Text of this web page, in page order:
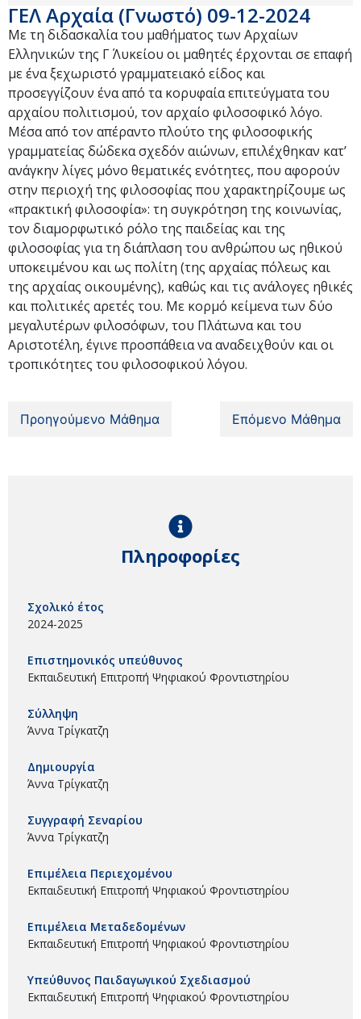
ΓΕΛ Αρχαία (Γνωστό) 09-12-2024
Με τη διδασκαλία του μαθήματος των Αρχαίων
Ελληνικών της Γ΄ Λυκείου οι μαθητές έρχονται σε επαφή
με ένα ξεχωριστό γραμματειακό είδος και
προσεγγίζουν ένα από τα κορυφαία επιτεύγματα του
αρχαίου πολιτισμού, τον αρχαίο φιλοσοφικό λόγο.
Μέσα από τον απέραντο πλούτο της φιλοσοφικής
γραμματείας δώδεκα σχεδόν αιώνων, επιλέχθηκαν κατ’
ανάγκην λίγες μόνο θεματικές ενότητες, που αφορούν
στην περιοχή της φιλοσοφίας που χαρακτηρίζουμε ως
«πρακτική φιλοσοφία»: τη συγκρότηση της κοινωνίας,
τον διαμορφωτικό ρόλο της παιδείας και της
φιλοσοφίας για τη διάπλαση του ανθρώπου ως ηθικού
υποκειμένου και ως πολίτη (της αρχαίας πόλεως και
της αρχαίας οικουμένης), καθώς και τις ανάλογες ηθικές
και πολιτικές αρετές του. Με κορμό κείμενα των δύο
μεγαλυτέρων φιλοσόφων, του Πλάτωνα και του
Αριστοτέλη, έγινε προσπάθεια να αναδειχθούν και οι
τροπικότητες του φιλοσοφικού λόγου.
Προηγούμενο Μάθημα Επόμενο Μάθημα
Πληροφορίες
Σχολικό έτος
2024-2025
Επιστημονικός υπεύθυνος
Εκπαιδευτική Επιτροπή Ψηφιακού Φροντιστηρίου
Σύλληψη
Άννα Τρίγκατζη
Δημιουργία
Άννα Τρίγκατζη
Συγγραφή Σεναρίου
Άννα Τρίγκατζη
Επιμέλεια Περιεχομένου
Εκπαιδευτική Επιτροπή Ψηφιακού Φροντιστηρίου
Επιμέλεια Μεταδεδομένων
Εκπαιδευτική Επιτροπή Ψηφιακού Φροντιστηρίου
Υπεύθυνος Παιδαγωγικού Σχεδιασμού
Εκπαιδευτική Επιτροπή Ψηφιακού Φροντιστηρίου